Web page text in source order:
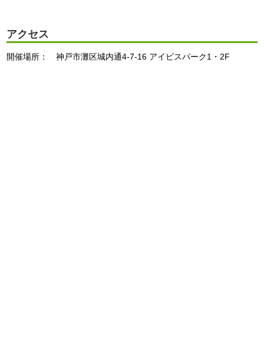
アクセス
開催場所： 神戸市灘区城内通4-7-16 アイビスパーク1・2F